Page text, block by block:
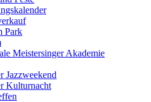
Park
Meistersinger Akademie
Jazzweekend
Kulturnacht